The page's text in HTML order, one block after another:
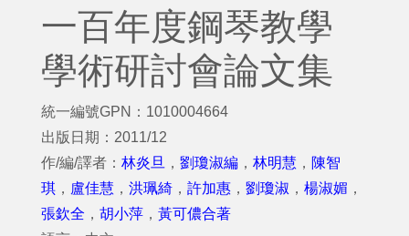
一百年度鋼琴教學
學術研討會論文集
統一編號GPN：1010004664
出版日期：2011/12
作/編/譯者： 林炎旦 ， 劉瓊淑編 ， 林明慧 ， 陳智
琪 ， 盧佳慧 ， 洪珮綺 ， 許加惠 ， 劉瓊淑 ， 楊淑媚 ，
張欽全 ， 胡小萍 ， 黃可儂合著